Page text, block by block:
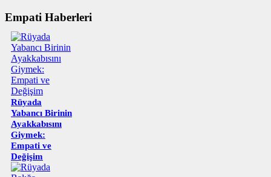
Empati Haberleri
Rüyada
Yabancı Birinin
Ayakkabısını
Giymek:
Empati ve
Değişim